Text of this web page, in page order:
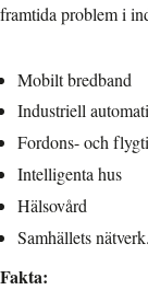
framtida problem i
Mobilt bredband
Industriell
Fordons- och
Intelligenta hus
Hälsovård
Samhällets nätverk.
Fakta: